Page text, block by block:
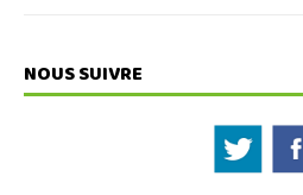
NOUS SUIVRE